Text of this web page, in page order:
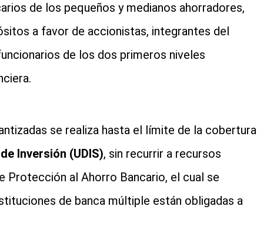
de los pequeños y medianos ahorradores,
a favor de accionistas, integrantes del
de los dos primeros niveles
se realiza hasta el límite de la cobertura
Inversión (UDIS), sin recurrir a recursos
Protección al Ahorro Bancario, el cual se
de banca múltiple están obligadas a